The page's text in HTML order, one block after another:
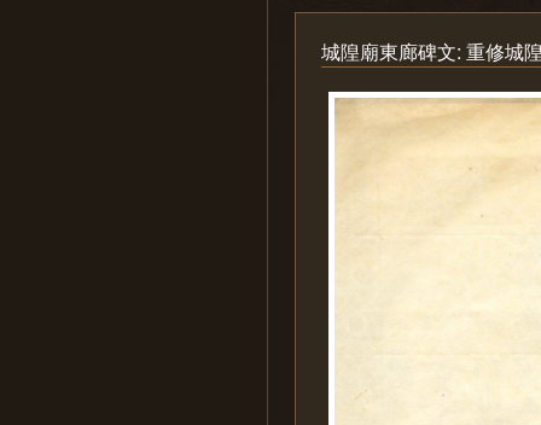
城隍廟東廊碑文: 重修城